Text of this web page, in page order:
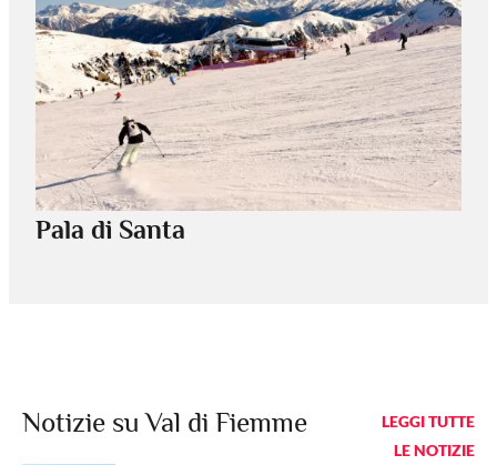
Pala di Santa
Notizie su Val di Fiemme
LEGGI TUTTE
LE NOTIZIE